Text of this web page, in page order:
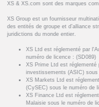
XS & XS.com sont des marques
XS Group est un fournisseur
des entités de groupe et d’alliance
juridictions du monde entier.
XS Ltd est réglementé par
numéro de licence : (SD089)
XS Prime Ltd est réglementé
investissements (ASIC)
XS Markets Ltd est
(CySEC) sous le numéro de
XS Finance Ltd est
Malaisie sous le numéro de